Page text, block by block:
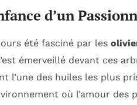
d’un
été fasciné par les
émerveillé devant ces
l’une des huiles les plus
où l’amour des